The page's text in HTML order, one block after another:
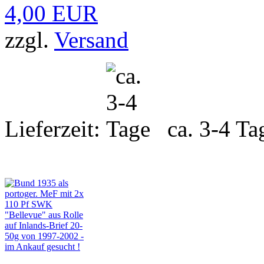
4,00 EUR
zzgl. Versand
Lieferzeit: ca. 3-4